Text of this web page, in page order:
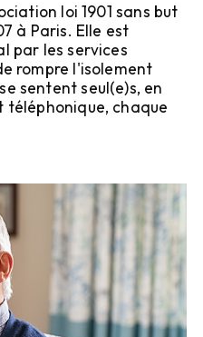
loi 1901 sans but
à Paris. Elle est
par les services
rompre l'isolement
sentent seul(e)s, en
téléphonique, chaque